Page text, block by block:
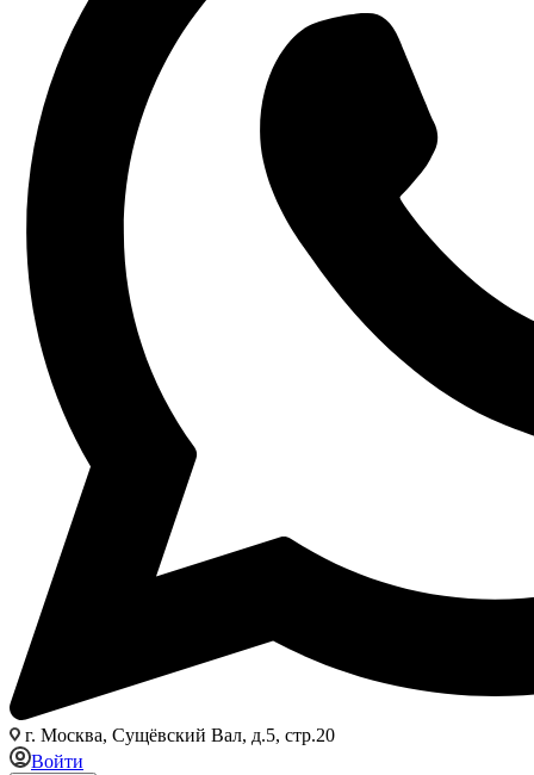
г. Москва, Сущёвский Вал, д.5, стр.20
Войти